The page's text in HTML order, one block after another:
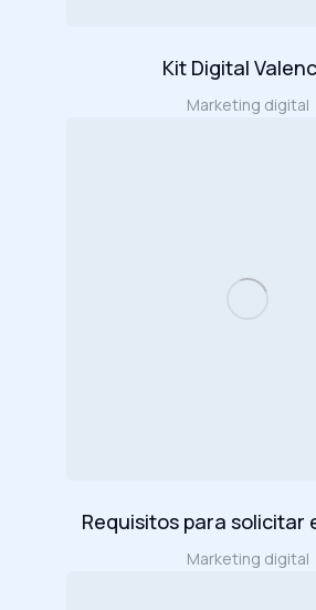
Kit Digital
Marketing digital
Requisitos para solicitar
Marketing digital